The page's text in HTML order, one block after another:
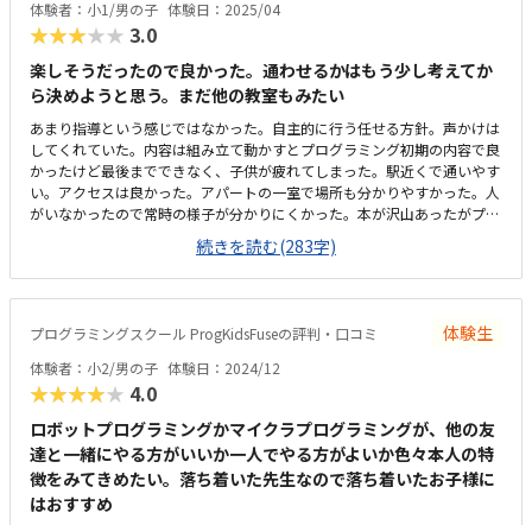
体験者：小1/男の子 体験日：2025/04
★★★★★ 3.0
楽しそうだったので良かった。通わせるかはもう少し考えてか
ら決めようと思う。まだ他の教室もみたい
あまり指導という感じではなかった。自主的に行う任せる方針。声かけは
してくれていた。内容は組み立て動かすとプログラミング初期の内容で良
かったけど最後までできなく、子供が疲れてしまった。駅近くで通いやす
い。アクセスは良かった。アパートの一室で場所も分かりやすかった。人
がいなかったので常時の様子が分かりにくかった。本が沢山あったがプロ
グラミングとは関係ないものも多かった。プログラミング教室としては妥
当な回数料金だと思う。内容もパンフレットをみて理解しやすかった。実
際組み立て動かす内容は子供が楽しそうだった。すぐ正解を教えるのでは
なく試行錯誤していたので勉強になった。
続きを読む(283字)
プログラミングスクール ProgKidsFuseの評判・口コミ 体験生
体験者：小2/男の子 体験日：2024/12
★★★★★ 4.0
ロボットプログラミングかマイクラプログラミングが、他の友
達と一緒にやる方がいいか一人でやる方がよいか色々本人の特
徴をみてきめたい。落ち着いた先生なので落ち着いたお子様に
はおすすめ